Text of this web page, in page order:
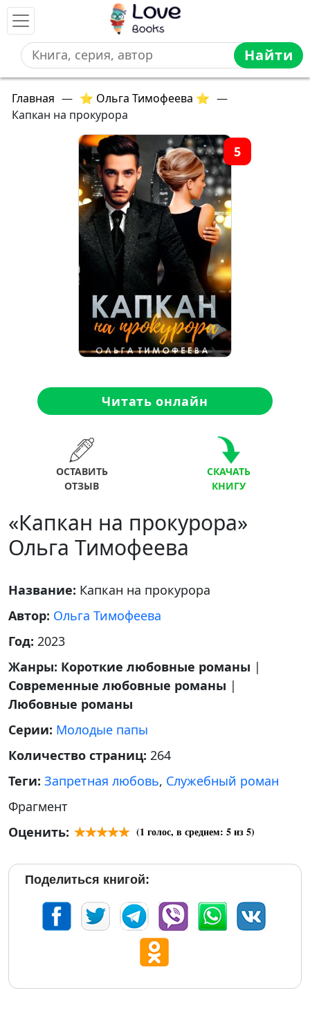
Найти
Главная — ⭐ Ольга Тимофеева ⭐ —
Капкан на прокурора
5
Читать онлайн
ОСТАВИТЬ
ОТЗЫВ
СКАЧАТЬ
КНИГУ
«Капкан на прокурора»
Ольга Тимофеева
Название: Капкан на прокурора
Автор: Ольга Тимофеева
Год: 2023
Жанры: Короткие любовные романы |
Современные любовные романы |
Любовные романы
Серии: Молодые папы
Количество страниц: 264
Теги: Запретная любовь, Служебный роман
Фрагмент
Оценить:
(1 голос, в среднем: 5из 5)
Поделиться книгой: